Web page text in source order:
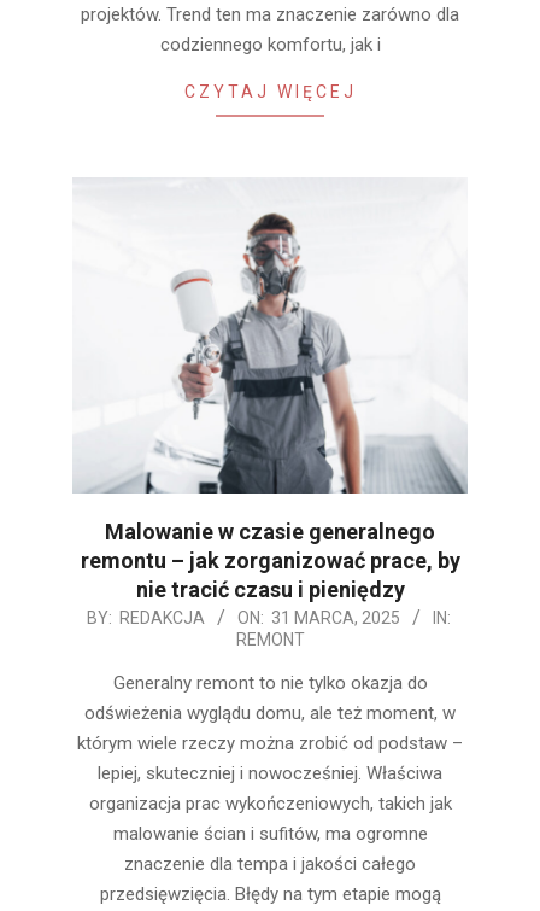
projektów. Trend ten ma znaczenie zarówno dla
codziennego komfortu, jak i
CZYTAJ WIĘCEJ
Malowanie w czasie generalnego
remontu – jak zorganizować prace, by
nie tracić czasu i pieniędzy
2025-
BY: REDAKCJA ON: 31 MARCA, 2025
IN:
REMONT
Generalny remont to nie tylko okazja do
odświeżenia wyglądu domu, ale też moment, w
którym wiele rzeczy można zrobić od podstaw –
lepiej, skuteczniej i nowocześniej. Właściwa
organizacja prac wykończeniowych, takich jak
malowanie ścian i sufitów, ma ogromne
znaczenie dla tempa i jakości całego
przedsięwzięcia. Błędy na tym etapie mogą